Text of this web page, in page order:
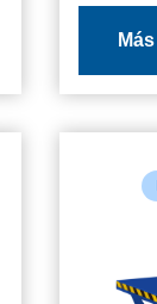
Más